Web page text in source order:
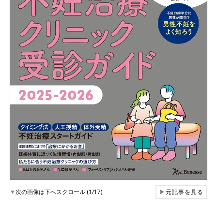
▼次の画像は下へスクロール (1/17) ▶元記事を見る